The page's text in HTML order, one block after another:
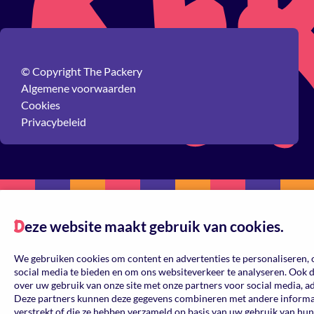
© Copyright The Packery
Algemene voorwaarden
Cookies
Privacybeleid
Deze website maakt gebruik van cookies.
We gebruiken cookies om content en advertenties te
social media te bieden en om ons websiteverkeer te analyseren. Ook
over uw gebruik van onze site met onze partners voor social media,
Deze partners kunnen deze gegevens combineren met andere